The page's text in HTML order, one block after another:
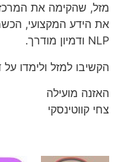
מזל, שהקימה את
את הידע המקצועי,
NLP ודמיון מודרך.
הקשיבו למזל ולימדו
האזנה מועילה
צחי קווטינסקי